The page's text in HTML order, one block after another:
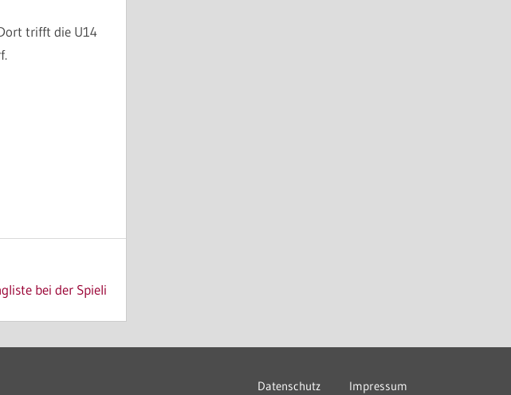
trifft die U14
bei der Spieli
Datenschutz Impressum